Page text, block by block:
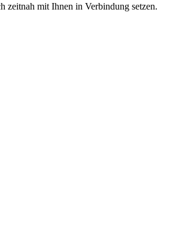
zeitnah mit Ihnen in Verbindung setzen.